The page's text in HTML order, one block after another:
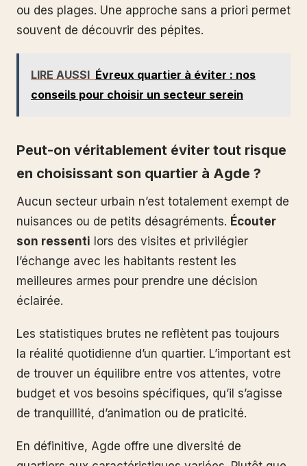
ou des plages. Une approche sans a priori permet
souvent de découvrir des pépites.
LIRE AUSSI Évreux quartier à éviter : nos
conseils pour choisir un secteur serein
Peut-on véritablement éviter tout risque
en choisissant son quartier à Agde ?
Aucun secteur urbain n’est totalement exempt de
nuisances ou de petits désagréments. Écouter
son ressenti lors des visites et privilégier
l’échange avec les habitants restent les
meilleures armes pour prendre une décision
éclairée.
Les statistiques brutes ne reflètent pas toujours
la réalité quotidienne d’un quartier. L’important est
de trouver un équilibre entre vos attentes, votre
budget et vos besoins spécifiques, qu’il s’agisse
de tranquillité, d’animation ou de praticité.
En définitive, Agde offre une diversité de